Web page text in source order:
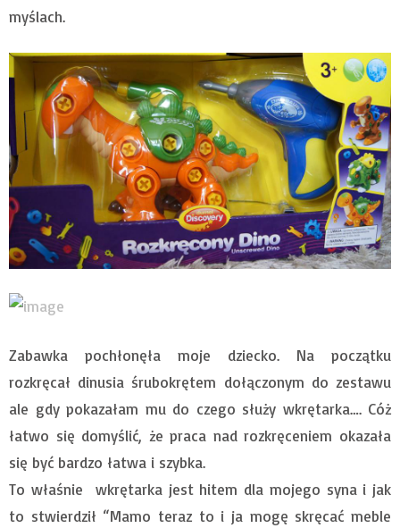
myślach.
Zabawka pochłonęła moje dziecko. Na początku
rozkręcał dinusia śrubokrętem dołączonym do zestawu
ale gdy pokazałam mu do czego służy wkrętarka…. Cóż
łatwo się domyślić, że praca nad rozkręceniem okazała
się być bardzo łatwa i szybka.
To właśnie wkrętarka jest hitem dla mojego syna i jak
to stwierdził “Mamo teraz to i ja mogę skręcać meble